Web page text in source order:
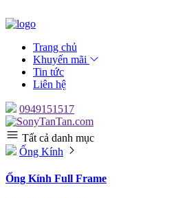
Trang chủ
Khuyến mãi
Tin tức
Liên hệ
0949151517
Tất cả danh mục
Ống Kính
Ống Kính Full Frame